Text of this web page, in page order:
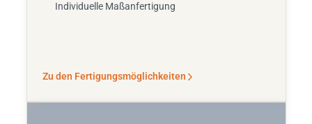
Individuelle Maßanfertigung
Zu den Fertigungsmöglichkeiten